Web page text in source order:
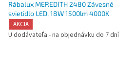
Rábalux MEREDITH 2480 Závesné
svietidlo LED, 18W 1500lm 4000K
AKCIA
U dodávateľa - na objednávku do 7 dní